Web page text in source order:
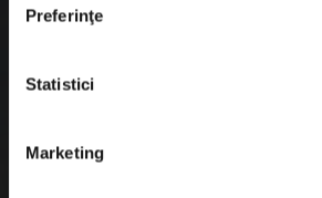
Preferinţe
Statistici
Marketing
Politica de Confidentialitate